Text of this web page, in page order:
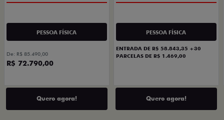
PESSOA FÍSICA
De: R$ 85.490,00
R$ 72.790,00
Quero agora!
PESSOA FÍSICA
ENTRADA DE R$ 58.843,35 +30
PARCELAS DE R$ 1.469,00
Quero agora!